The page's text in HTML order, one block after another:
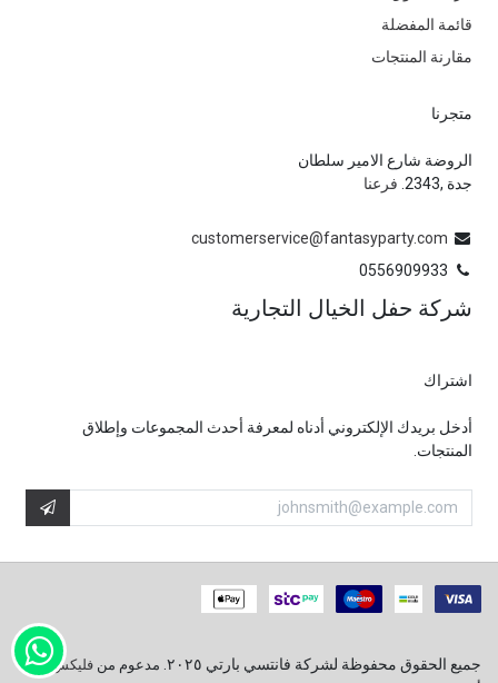
قائمة المفضلة
مقارنة المنتجات
متجرنا
الروضة شارع الامير سلطان
جدة ,2343.
فرعنا
customerservice@fantasyparty.com
0556909933
شركة حفل الخيال التجارية
اشتراك
أدخل بريدك الإلكتروني أدناه لمعرفة أحدث المجموعات وإطلاق
المنتجات.
جميع الحقوق محفوظة لشركة فانتسي بارتي ٢٠٢٥. مدعوم من فليكس